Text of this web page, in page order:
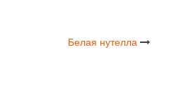
Белая нутелла